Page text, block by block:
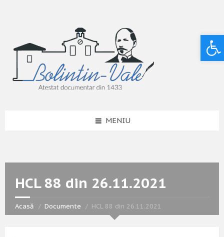
MENIU
HCL 88 din 26.11.2021
Acasă Documente HCL 88 din 26.11.2021
Deschide bara de unelte